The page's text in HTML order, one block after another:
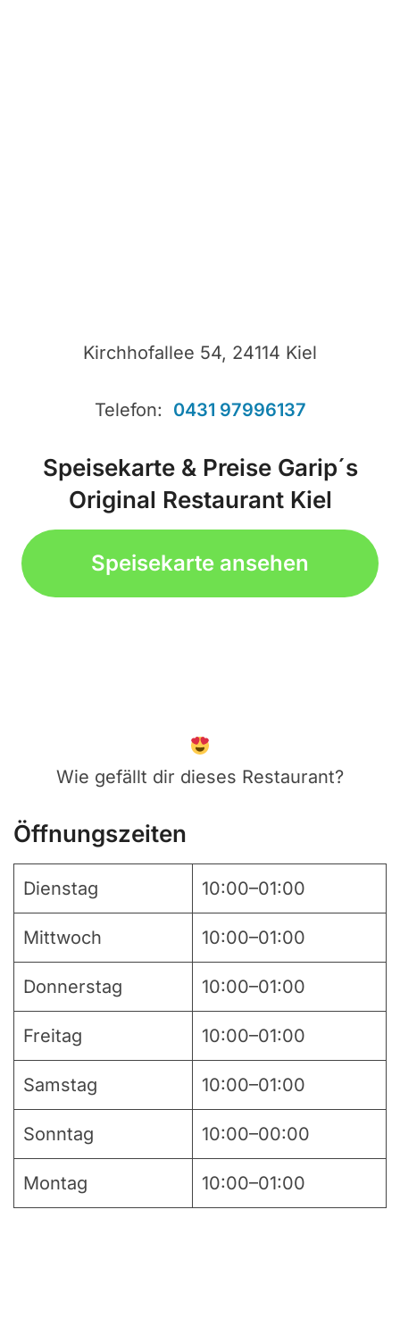
Kirchhofallee 54, 24114 Kiel
Telefon: 0431 97996137
Speisekarte & Preise Garip´s
Original Restaurant Kiel
Speisekarte ansehen
Wie gefällt dir dieses Restaurant?
Öffnungszeiten
Dienstag 10:00–01:00
Mittwoch 10:00–01:00
Donnerstag 10:00–01:00
Freitag 10:00–01:00
Samstag 10:00–01:00
Sonntag 10:00–00:00
Montag 10:00–01:00